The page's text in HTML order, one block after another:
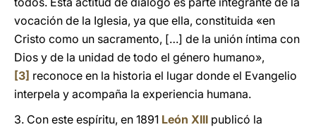
vocación de la Iglesia, ya que ella, constituida «en
Cristo como un sacramento, […] de la unión íntima con
Dios y de la unidad de todo el género humano»,
[3] reconoce en la historia el lugar donde el Evangelio
interpela y acompaña la experiencia humana.
3. Con este espíritu, en 1891 León XIII publicó la